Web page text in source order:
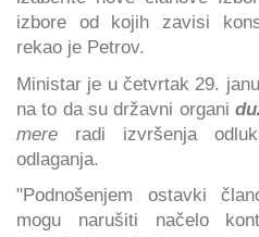
izbore od kojih zavisi
rekao je Petrov.
Ministar je u četvrtak 29.
na to da su državni organi
mere radi izvršenja
odlaganja.
"Podnošenjem ostavki
mogu narušiti načelo